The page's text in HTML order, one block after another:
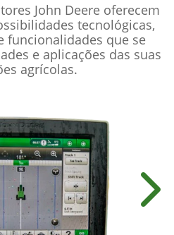
John Deere oferecem
tecnológicas,
funcionalidades que se
e aplicações das suas
agrícolas.